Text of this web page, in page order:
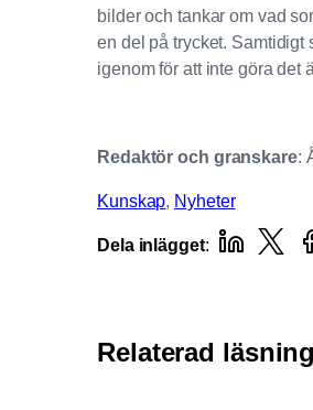
bilder och tankar om vad
en del på trycket. Samtidigt
igenom för att inte göra det
Redaktör och granskare:
Kunskap, Nyheter
Dela inlägget:
Relaterad läsning